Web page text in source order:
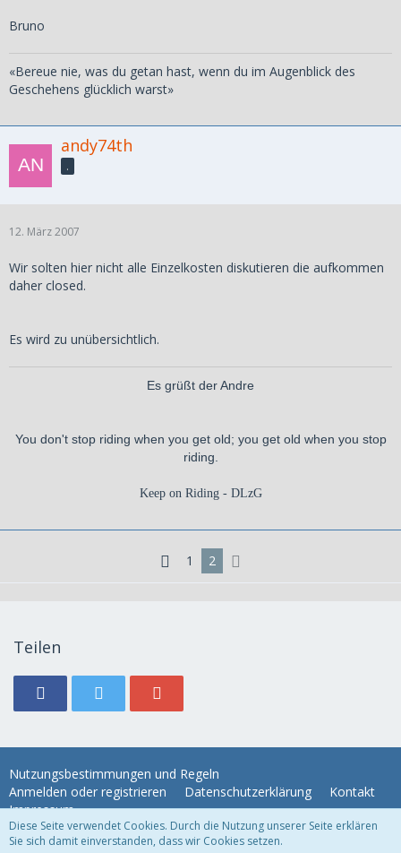
Bruno
«Bereue nie, was du getan hast, wenn du im Augenblick des
Geschehens glücklich warst»
andy74th
.
12. März 2007
Wir solten hier nicht alle Einzelkosten diskutieren die aufkommen
daher closed.
Es wird zu unübersichtlich.
Es grüßt der Andre
You don't stop riding when you get old; you get old when you stop
riding.
Keep on Riding - DLzG
1 2
Teilen
Nutzungsbestimmungen und Regeln
Anmelden oder registrieren
Datenschutzerklärung
Kontakt
Impressum
Diese Seite verwendet Cookies. Durch die Nutzung unserer Seite erklären
Sie sich damit einverstanden, dass wir Cookies setzen.